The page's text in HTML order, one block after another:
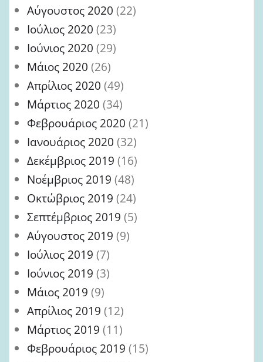
Αύγουστος 2020 (22)
Ιούλιος 2020 (23)
Ιούνιος 2020 (29)
Μάιος 2020 (26)
Απρίλιος 2020 (49)
Μάρτιος 2020 (34)
Φεβρουάριος 2020 (21)
Ιανουάριος 2020 (32)
Δεκέμβριος 2019 (16)
Νοέμβριος 2019 (48)
Οκτώβριος 2019 (24)
Σεπτέμβριος 2019 (5)
Αύγουστος 2019 (9)
Ιούλιος 2019 (7)
Ιούνιος 2019 (3)
Μάιος 2019 (9)
Απρίλιος 2019 (12)
Μάρτιος 2019 (11)
Φεβρουάριος 2019 (15)